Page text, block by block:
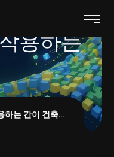
용하는
는 간이 건축물